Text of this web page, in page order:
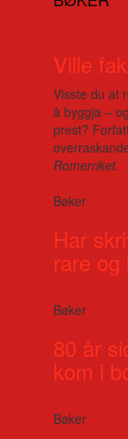
Ville
Visste du at
å byggja –
prest?
Romerriket.
Bøker
Har
rare
Bøker
80 år
kom i
Bøker